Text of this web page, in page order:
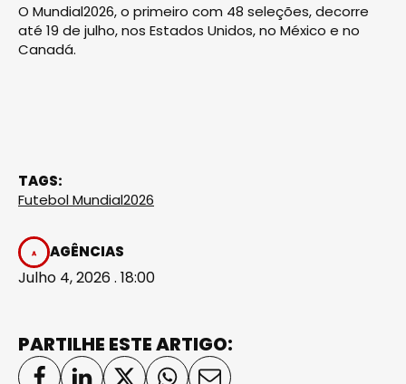
O Mundial2026, o primeiro com 48 seleções, decorre
até 19 de julho, nos Estados Unidos, no México e no
Canadá.
TAGS:
Futebol Mundial2026
AGÊNCIAS
Julho 4, 2026 . 18:00
PARTILHE ESTE ARTIGO: